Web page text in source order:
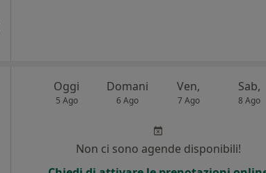
Oggi
5 Ago
Domani
6 Ago
Ven,
7 Ago
Sab,
8 Ago
Non ci sono agende disponibili!